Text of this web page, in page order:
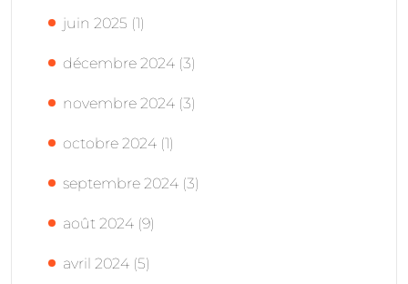
juin 2025 (1)
décembre 2024 (3)
novembre 2024 (3)
octobre 2024 (1)
septembre 2024 (3)
août 2024 (9)
avril 2024 (5)